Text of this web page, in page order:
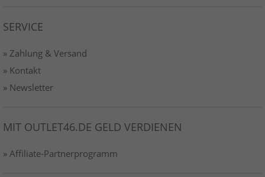
SERVICE
» Zahlung & Versand
» Kontakt
» Newsletter
MIT OUTLET46.DE GELD VERDIENEN
» Affiliate-Partnerprogramm